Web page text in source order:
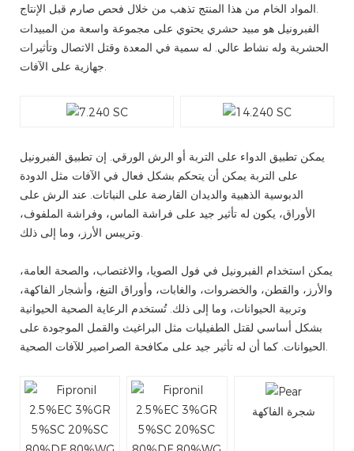
المواد الخام من هذا المنتج تذهب من خلال فحص صارم قبل الإنتاج.
الفبرونيل هو مبيد حشري يحتوي على مجموعة واسعة من المبيدات
الحشرية وله نشاط عالي. له سمية في المعدة وقتل الاتصال وتأثيرات
جهازية على الآفات.
يمكن تطبيق الدواء على التربة أو الرش الورقي. إن تطبيق الفبرونيل
على التربة يمكن أن يتحكم بشكل فعال في الآفات مثل الدودة
الدبوسية الذهبية والديدان القارضة على النباتات. عند الرش على
الأوراق، يكون له تأثير جيد على فراشة الماس، وفراشة الملفوف،
وتريبس الأرز، وما إلى ذلك.
يمكن استخدام الفبرونيل في فول الصويا، والاغتصاب، والصحة العامة،
والأرز، والقطن، والخضروات، والغابات، وأوراق التبغ، وأشجار الفاكهة،
وتربية الحيوانات، وما إلى ذلك. تُستخدم الرعاية الصحية الحيوانية
بشكل أساسي لقتل الطفيليات مثل البراغيث والقمل الموجودة على
الحيوانات. كما أن له تأثير جيد على مكافحة الصراصير للآفات الصحية.
شجرة الفاكهة